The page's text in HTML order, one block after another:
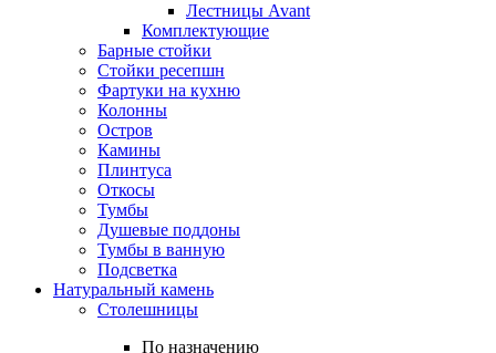
Лестницы Avant
Комплектующие
Барные стойки
Стойки ресепшн
Фартуки на кухню
Колонны
Остров
Камины
Плинтуса
Откосы
Тумбы
Душевые поддоны
Тумбы в ванную
Подсветка
Натуральный камень
Столешницы
По назначению